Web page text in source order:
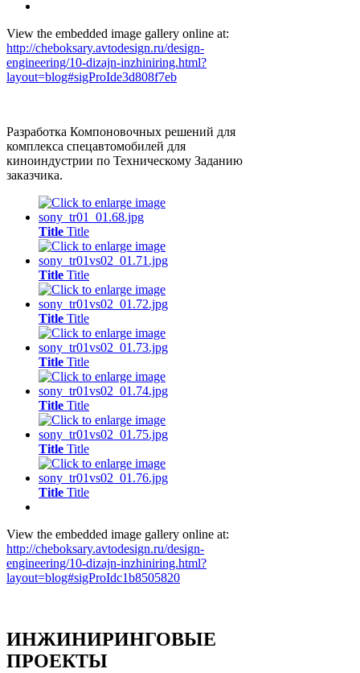
View the embedded image gallery online at:
http://cheboksary.avtodesign.ru/design-
engineering/10-dizajn-inzhiniring.html?
layout=blog#sigProIde3d808f7eb
Разработка Компоновочных решений для
комплекса спецавтомобилей для
киноиндустрии по Техническому Заданию
заказчика.
Title Title
Title Title
Title Title
Title Title
Title Title
Title Title
Title Title
View the embedded image gallery online at:
http://cheboksary.avtodesign.ru/design-
engineering/10-dizajn-inzhiniring.html?
layout=blog#sigProIdc1b8505820
ИНЖИНИРИНГОВЫЕ
ПРОЕКТЫ